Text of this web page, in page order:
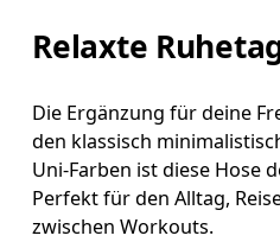
Relaxte
Die Ergänzung für deine
den klassisch
Uni-Farben ist diese Hose
Perfekt für den Alltag,
zwischen Workouts.